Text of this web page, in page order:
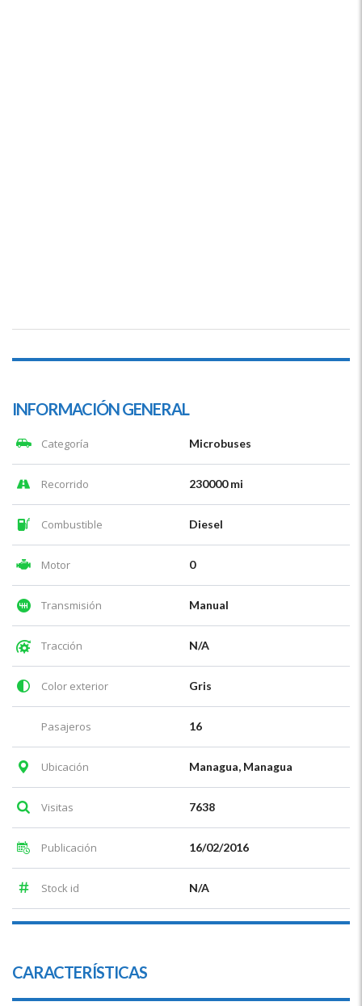
INFORMACIÓN GENERAL
Categoría Microbuses
Recorrido 230000 mi
Combustible Diesel
Motor 0
Transmisión Manual
Tracción N/A
Color exterior Gris
Pasajeros 16
Ubicación Managua, Managua
Visitas 7638
Publicación 16/02/2016
Stock id N/A
CARACTERÍSTICAS